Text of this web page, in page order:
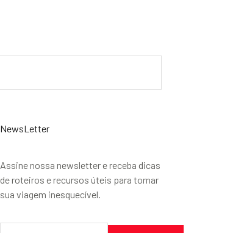
NewsLetter
Assine nossa newsletter e receba dicas
de roteiros e recursos úteis para tornar
sua viagem inesquecível.